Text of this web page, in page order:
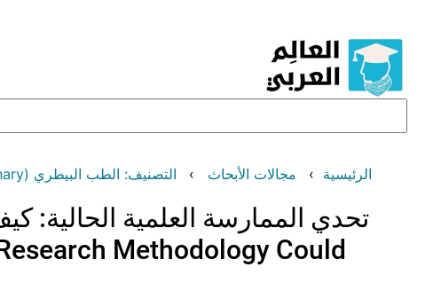
المحتوى
الرئيسية مجالات الأبحاث التصنيف: الطب البيطري (Veterinary)
تحدي الممارسة العلمية
Methodology Could